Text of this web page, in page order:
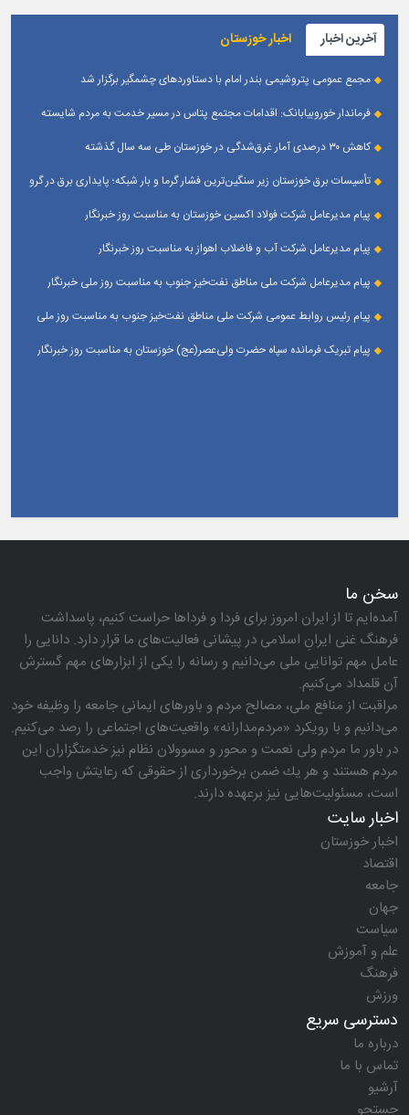
آخرین اخبار اخبار خوزستان
مجمع عمومی پتروشیمی بندر امام با دستاوردهای چشمگیر برگزار شد
فرماندار خوروبیابانک: اقدامات مجتمع پتاس در مسیر خدمت به مردم شایسته
کاهش ۳۰ درصدی آمار غرق‌شدگی در خوزستان طی سه سال گذشته
تأسیسات برق خوزستان زیر سنگین‌ترین فشار گرما و بار شبکه؛ پایداری برق در گرو
پیام مدیرعامل شرکت فولاد اکسین خوزستان به مناسبت روز خبرنگار
پیام مدیرعامل شرکت آب و فاضلاب اهواز به مناسبت روز خبرنگار
پیام مدیرعامل شركت ملی مناطق نفت‌خیز جنوب به مناسبت روز ملی خبرنگار
پیام رئیس روابط عمومی شركت ملی مناطق نفت‌خیز جنوب به مناسبت روز ملی
پیام تبریک فرمانده سپاه حضرت ولی‌عصر(عج) خوزستان به مناسبت روز خبرنگار
سخن ما
آمده‌ایم تا از ایران امروز برای فردا و فرداها حراست كنیم، پاسداشت
فرهنگ غنی ایرانِ اسلامی در پیشانی فعالیت‌های ما قرار دارد. دانایی را
عامل مهم توانایی ملی می‌دانیم و رسانه را یكی از ابزارهای مهم گسترش
آن قلمداد می‌كنیم.
مراقبت از منافع ملی، مصالح مردم و باورهای ایمانی جامعه را وظیفه خود
می‌دانیم و با رویكرد «مردم‌مدارانه‌» واقعیت‌های اجتماعی را رصد می‌كنیم.
در باور ما مردم ولی نعمت و محور و مسوولان نظام نیز خدمتگزاران این
مردم هستند و هر یك ضمن برخورداری از حقوقی كه رعایتش واجب
است، مسئولیت‌هایی نیز برعهده دارند.
اخبار سایت
اخبار خوزستان
اقتصاد
جامعه
جهان
سیاست
علم و آموزش
فرهنگ
ورزش
دسترسی سریع
درباره ما
تماس با ما
آرشیو
جستجو